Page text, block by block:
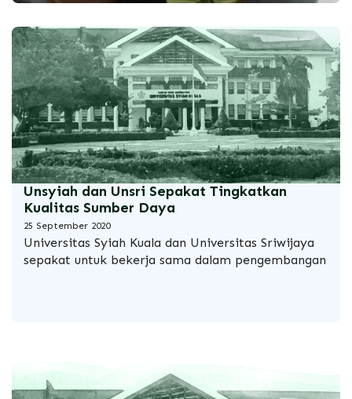
Unsyiah dan Unsri Sepakat Tingkatkan
Kualitas Sumber Daya
25 September 2020
Universitas Syiah Kuala dan Universitas Sriwijaya
sepakat untuk bekerja sama dalam pengembangan